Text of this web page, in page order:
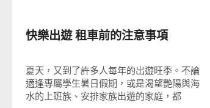
快樂出遊 租車前的注意事項
夏天，又到了許多人每年的出遊旺季。不論
適逢專屬學生暑日假期，或是渴望艷陽與海
水的上班族、安排家族出遊的家庭，都